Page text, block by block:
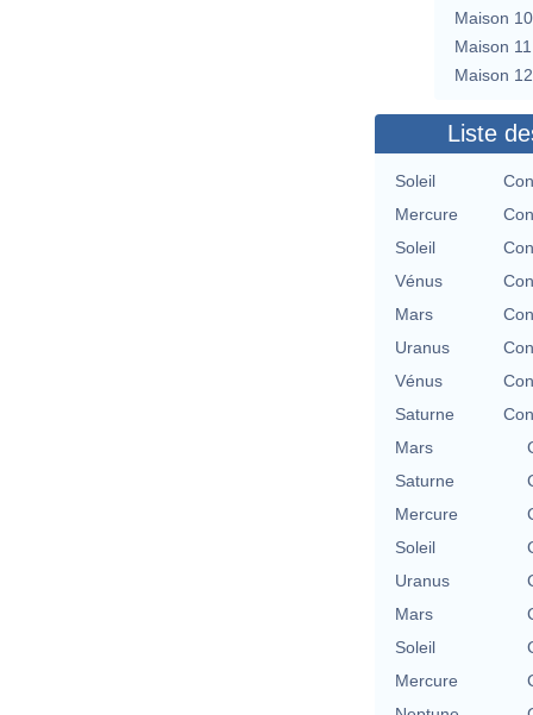
Maison 10
Maison 11
Maison 12
Liste
Soleil
Mercure
Soleil
Vénus
Mars
Uranus
Vénus
Saturne
Mars
Saturne
Mercure
Soleil
Uranus
Mars
Soleil
Mercure